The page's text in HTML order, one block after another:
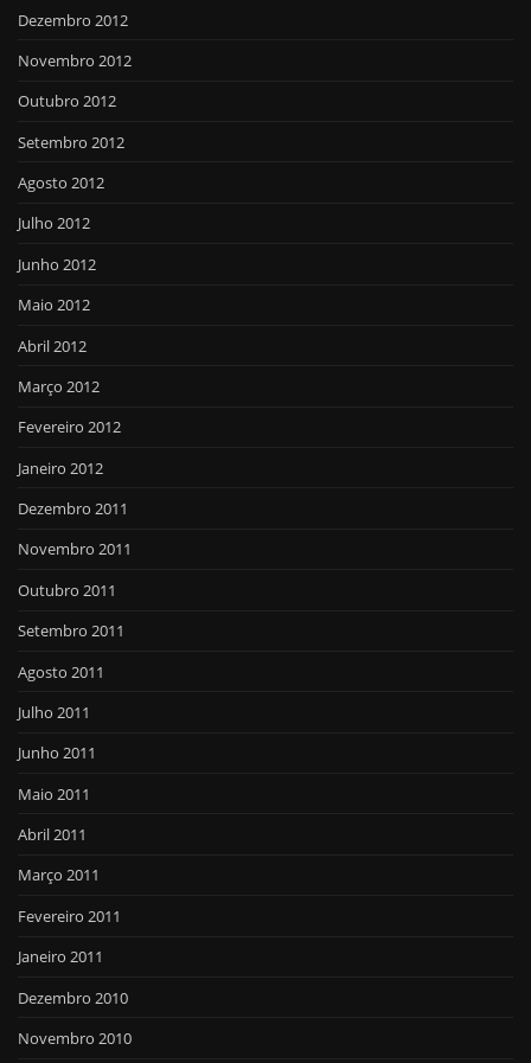
Dezembro 2012
Novembro 2012
Outubro 2012
Setembro 2012
Agosto 2012
Julho 2012
Junho 2012
Maio 2012
Abril 2012
Março 2012
Fevereiro 2012
Janeiro 2012
Dezembro 2011
Novembro 2011
Outubro 2011
Setembro 2011
Agosto 2011
Julho 2011
Junho 2011
Maio 2011
Abril 2011
Março 2011
Fevereiro 2011
Janeiro 2011
Dezembro 2010
Novembro 2010